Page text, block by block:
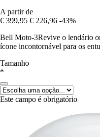
A partir de
€ 399,95 € 226,96 -43%
Bell Moto-3Revive o lendário
ícone incontornável para os
Tamanho
*
Este campo é obrigatório